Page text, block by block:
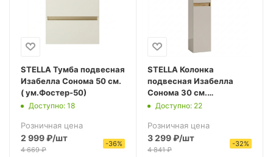
STELLA Тумба подвесная
Изабелла Сонома 50 см.
( ум.Фостер-50)
Доступно: 18
Розничная цена
2 999₽/шт
4 669₽
-36%
STELLA Колонка
подвесная Изабелла
Сонома 30 см.
универсал.
Доступно: 22
Розничная цена
3 299₽/шт
4 841₽
-32%